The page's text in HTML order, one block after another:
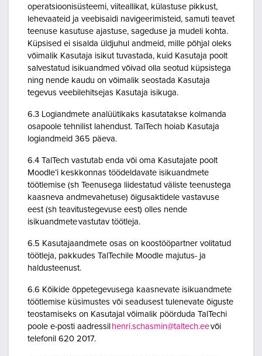
operatsioonisüsteemi, viiteallikat, külastuse pikkust,
lehevaateid ja veebisaidi navigeerimisteid, samuti teavet
teenuse kasutuse ajastuse, sageduse ja mudeli kohta.
Küpsised ei sisalda üldjuhul andmeid, mille põhjal oleks
võimalik Kasutaja isikut tuvastada, kuid Kasutaja poolt
salvestatud isikuandmed võivad olla seotud küpsistega
ning nende kaudu on võimalik seostada Kasutaja
tegevus veebilehitsejas Kasutaja isikuga.
6.3 Logiandmete analüütikaks kasutatakse kolmanda
osapoole tehnilist lahendust. TalTech hoiab Kasutaja
logiandmeid 365 päeva.
6.4 TalTech vastutab enda või oma Kasutajate poolt
Moodle’i keskkonnas töödeldavate isikuandmete
töötlemise (sh Teenusega liidestatud väliste teenustega
kaasneva andmevahetuse) õigusaktidele vastavuse
eest (sh teavitustegevuse eest) olles nende
isikuandmete vastutav töötleja.
6.5 Kasutajaandmete osas on koostööpartner volitatud
töötleja, pakkudes TalTechile Moodle majutus- ja
haldusteenust.
6.6 Kõikide õppetegevusega kaasnevate isikuandmete
töötlemise küsimustes või seadusest tulenevate õiguste
teostamiseks on Kasutajal võimalik pöörduda TalTechi
poole e-posti aadressil henri.schasmin@taltech.eevõi
telefonil 620 2017.